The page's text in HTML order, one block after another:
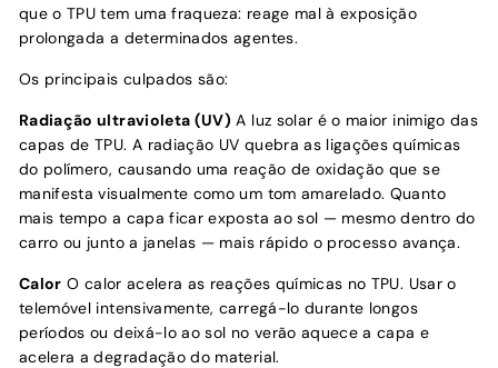
que o TPU tem uma fraqueza: reage mal à exposição
prolongada a determinados agentes.
Os principais culpados são:
Radiação ultravioleta (UV) A luz solar é o maior inimigo das
capas de TPU. A radiação UV quebra as ligações químicas
do polímero, causando uma reação de oxidação que se
manifesta visualmente como um tom amarelado. Quanto
mais tempo a capa ficar exposta ao sol — mesmo dentro do
carro ou junto a janelas — mais rápido o processo avança.
Calor O calor acelera as reações químicas no TPU. Usar o
telemóvel intensivamente, carregá-lo durante longos
períodos ou deixá-lo ao sol no verão aquece a capa e
acelera a degradação do material.